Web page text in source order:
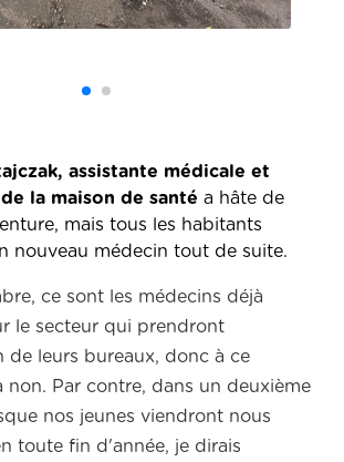
assistante médicale et
la maison de santé a hâte de
mais tous les habitants
nouveau médecin tout de suite.
ce sont les médecins déjà
le secteur qui prendront
de leurs bureaux, donc à ce
non. Par contre, dans un deuxième
nos jeunes viendront nous
toute fin d'année, je dirais